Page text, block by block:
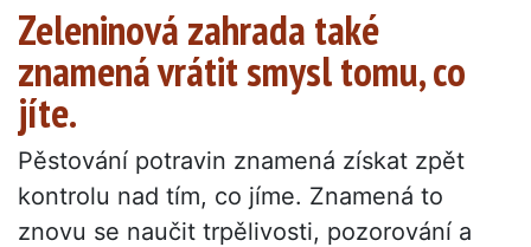
Zeleninová zahrada také
znamená vrátit smysl tomu, co
jíte.
Pěstování potravin znamená získat zpět
kontrolu nad tím, co jíme. Znamená to
znovu se naučit trpělivosti, pozorování a